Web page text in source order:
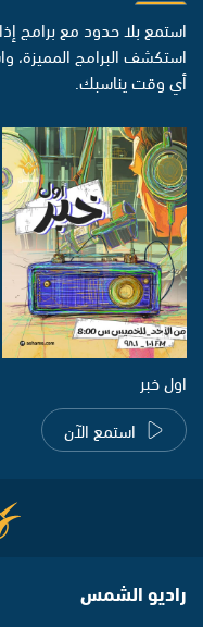
استمع بلا حدود مع برامج
استكشف البرامج المميزة،
أي وقت يناسبك.
اول خبر
استمع الآن
راديو الشمس